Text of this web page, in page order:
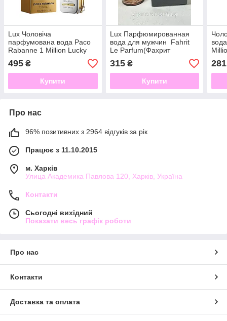
Lux Чоловіча
парфумована вода Paco
Rabanne 1 Million Lucky
(Пако раббан Ван мільйон
лакі) 100 мл
495 ₴
Купити
Lux Парфюмированная
вода для мужчин Fahrit
Le Parfum(Фахрит
парфюм ) 75мл
315₴
Купити
281
Про нас
96% позитивних з 2964 відгуків за рік
Працює з 11.10.2015
м. Харків
Улица Академика Павлова 120, Харків, Україна
Контакти
Сьогодні вихідний
Показати весь графік роботи
Про нас
Контакти
Доставка та оплата